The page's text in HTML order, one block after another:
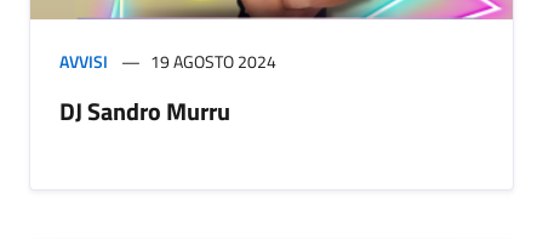
AVVISI 19 AGOSTO 2024
DJ Sandro Murru